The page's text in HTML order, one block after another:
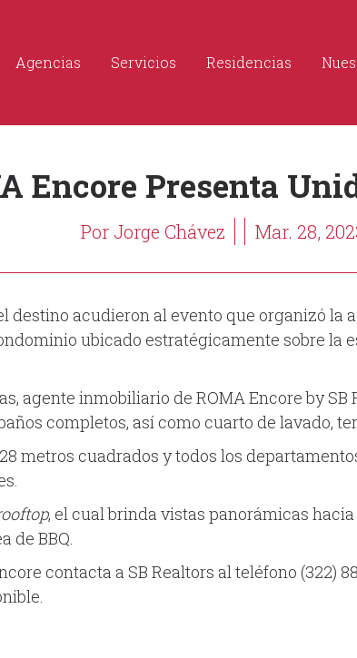
Agencias Servicios Residencias
Encore Presenta
Por Jorge Chávez Mar. 28,
destino acudieron al evento que organizó la
ubicado estratégicamente sobre la
agente inmobiliario de ROMA Encore by
completos, así como cuarto de lavado,
metros cuadrados y todos los
, el cual brinda vistas panorámicas
de BBQ.
contacta a SB Realtors al teléfono (322)